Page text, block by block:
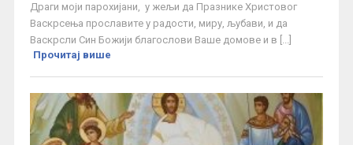
Драги моји парохијани, у жељи да Празнике Христовог
Васкрсења прославите у радости, миру, љубави, и да
Васкрсли Син Божији благослови Ваше домове и в [...]
Прочитај више